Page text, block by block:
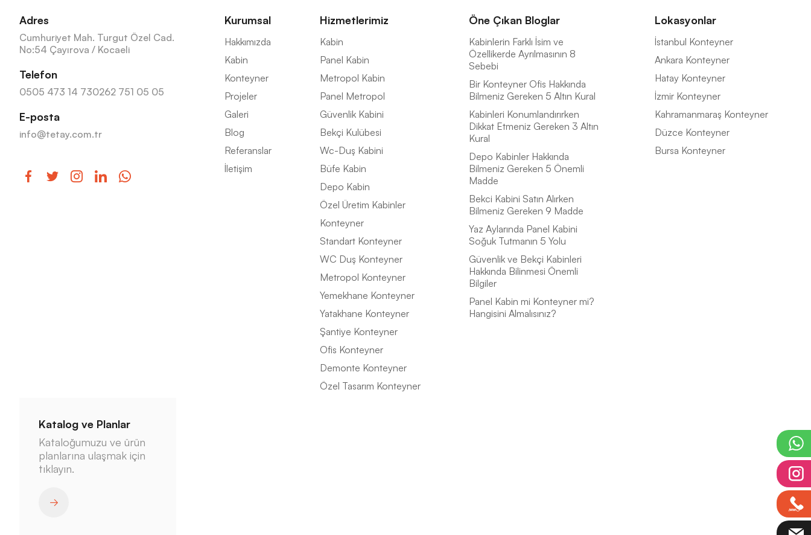
Adres
Cumhuriyet Mah. Turgut Özel Cad.
No:54 Çayırova / Kocaeli
Telefon
0505 473 14 730262 751 05 05
E-posta
info@tetay.com.tr
Kurumsal
Hakkımızda
Kabin
Konteyner
Projeler
Galeri
Blog
Referanslar
İletişim
Hizmetlerimiz
Kabin
Panel Kabin
Metropol Kabin
Panel Metropol
Güvenlik Kabini
Bekçi Kulübesi
Wc-Duş Kabini
Büfe Kabin
Depo Kabin
Özel Üretim Kabinler
Konteyner
Standart Konteyner
WC Duş Konteyner
Metropol Konteyner
Yemekhane Konteyner
Yatakhane Konteyner
Şantiye Konteyner
Ofis Konteyner
Demonte Konteyner
Özel Tasarım Konteyner
Öne Çıkan Bloglar
Kabinlerin Farklı İsim ve
Özellikerde Ayrılmasının 8
Sebebi
Bir Konteyner Ofis Hakkında
Bilmeniz Gereken 5 Altın Kural
Kabinleri Konumlandırırken
Dikkat Etmeniz Gereken 3 Altın
Kural
Depo Kabinler Hakkında
Bilmeniz Gereken 5 Önemli
Madde
Bekci Kabini Satın Alırken
Bilmeniz Gereken 9 Madde
Yaz Aylarında Panel Kabini
Soğuk Tutmanın 5 Yolu
Güvenlik ve Bekçi Kabinleri
Hakkında Bilinmesi Önemli
Bilgiler
Panel Kabin mi Konteyner mi?
Hangisini Almalısınız?
Lokasyonlar
İstanbul Konteyner
Ankara Konteyner
Hatay Konteyner
İzmir Konteyner
Kahramanmaraş Konteyner
Düzce Konteyner
Bursa Konteyner
Katalog ve Planlar
Kataloğumuzu ve ürün
planlarına ulaşmak için
tıklayın.